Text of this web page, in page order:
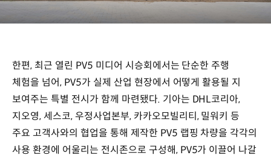
한편, 최근 열린 PV5 미디어 시승회에서는 단순한 주행
체험을 넘어, PV5가 실제 산업 현장에서 어떻게 활용될 지
보여주는 특별 전시가 함께 마련됐다. 기아는 DHL코리아,
지오영, 세스코, 우정사업본부, 카카오모빌리티, 밀워키 등
주요 고객사와의 협업을 통해 제작한 PV5 랩핑 차량을 각각의
사용 환경에 어울리는 전시존으로 구성해, PV5가 이끌어 나갈